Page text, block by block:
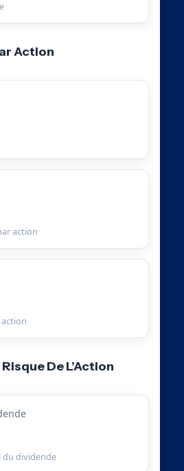
Action
action
action
De L’Action
du dividende